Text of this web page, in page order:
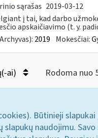
sąrašas 2019-03-12
į tai, kad darbo
apskaičiavimo (t. y.
2019 Mokesčiai:
ai) Rodoma nuo
Būtinieji
naudojimu.